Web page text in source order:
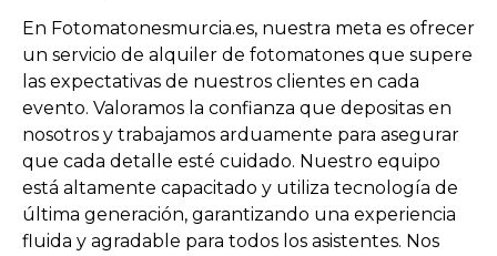
En Fotomatonesmurcia.es, nuestra meta es ofrecer
un servicio de alquiler de fotomatones que supere
las expectativas de nuestros clientes en cada
evento. Valoramos la confianza que depositas en
nosotros y trabajamos arduamente para asegurar
que cada detalle esté cuidado. Nuestro equipo
está altamente capacitado y utiliza tecnología de
última generación, garantizando una experiencia
fluida y agradable para todos los asistentes. Nos